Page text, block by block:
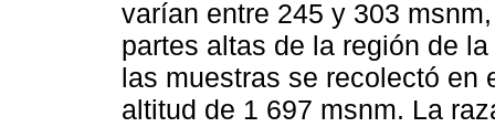
varían entre 245 y 303
partes altas de la región de
las muestras se recolectó en
altitud de 1 697 msnm. La